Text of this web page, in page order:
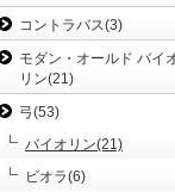
コントラバス(3)
モダン・オールド バイ
リン(21)
弓(53)
バイオリン(21)
ビオラ(6)